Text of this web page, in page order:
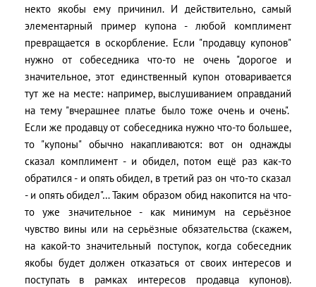
некто якобы ему причинил. И действительно, самый
элементарный пример купона - любой комплимент
превращается в оскорбление. Если "продавцу купонов"
нужно от собеседника что-то не очень "дорогое и
значительное, этот единственный купон отоваривается
тут же на месте: например, выслушиванием оправданий
на тему "вчерашнее платье было тоже очень и очень".
Если же продавцу от собеседника нужно что-то большее,
то "купоны" обычно накапливаются: вот он однажды
сказал комплимент - и обидел, потом ещё раз как-то
обратился - и опять обидел, в третий раз он что-то сказал
- и опять обидел"… Таким образом обид накопится на что-
то уже значительное - как минимум на серьёзное
чувство вины или на серьёзные обязательства (скажем,
на какой-то значительный поступок, когда собеседник
якобы будет должен отказаться от своих интересов и
поступать в рамках интересов продавца купонов).